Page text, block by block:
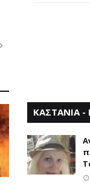
ΚΑΣΤΑΝΙΑ